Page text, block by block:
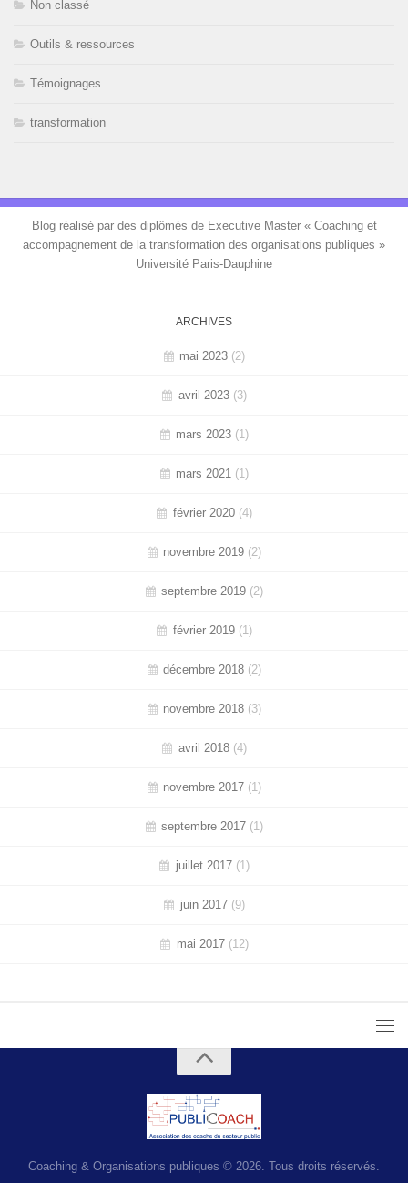
Non classé
Outils & ressources
Témoignages
transformation
Blog réalisé par des diplômés de Executive Master « Coaching et
accompagnement de la transformation des organisations publiques »
Université Paris-Dauphine
ARCHIVES
mai 2023 (2)
avril 2023(3)
mars 2023 (1)
mars 2021 (1)
février 2020(4)
novembre 2019 (2)
septembre 2019 (2)
février 2019(1)
décembre 2018 (2)
novembre 2018 (3)
avril 2018(4)
novembre 2017 (1)
septembre 2017 (1)
juillet 2017(1)
juin 2017(9)
mai 2017(12)
Coaching & Organisations publiques © 2026. Tous droits réservés.